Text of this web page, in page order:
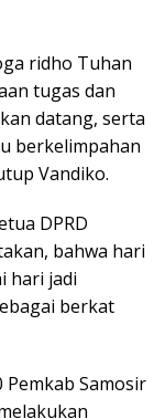
ridho Tuhan
tugas dan
datang, serta
berkelimpahan
Vandiko.
DPRD
bahwa hari
hari jadi
berkat
Samosir